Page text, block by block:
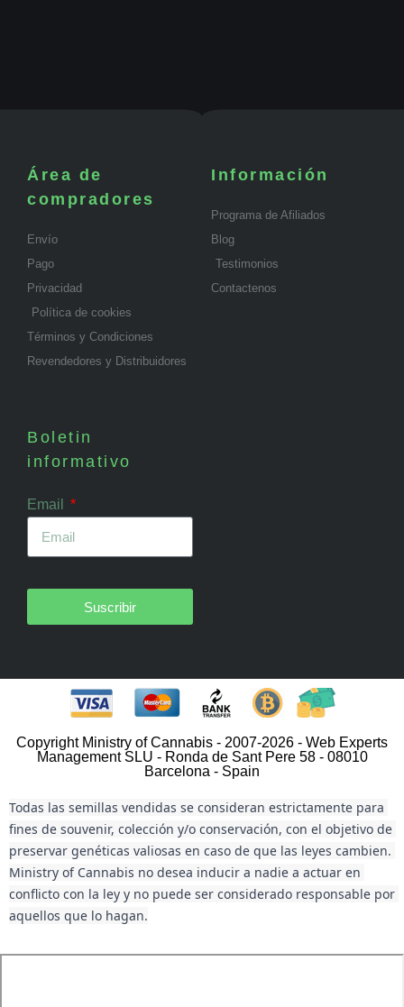
Área de
compradores
Envío
Pago
Privacidad
Política de cookies
Términos y Condiciones
Revendedores y Distribuidores
Información
Programa de Afiliados
Blog
Testimonios
Contactenos
Boletin
informativo
Email
Suscribir
Copyright Ministry of Cannabis - 2007-2026 - Web Experts
Management SLU - Ronda de Sant Pere 58 - 08010
Barcelona - Spain
Todas las semillas vendidas se consideran estrictamente para
fines de souvenir, colección y/o conservación, con el objetivo de
preservar genéticas valiosas en caso de que las leyes cambien.
Ministry of Cannabis no desea inducir a nadie a actuar en
conflicto con la ley y no puede ser considerado responsable por
aquellos que lo hagan.